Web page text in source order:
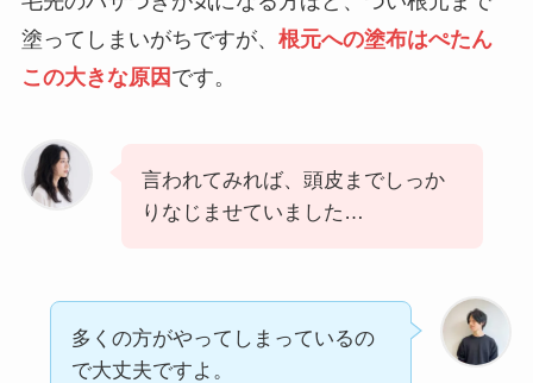
塗ってしまいがちですが、 根元への塗布はぺたん
この大きな原因 です。
言われてみれば、頭皮までしっか
りなじませていました…
多くの方がやってしまっているの
で大丈夫ですよ。